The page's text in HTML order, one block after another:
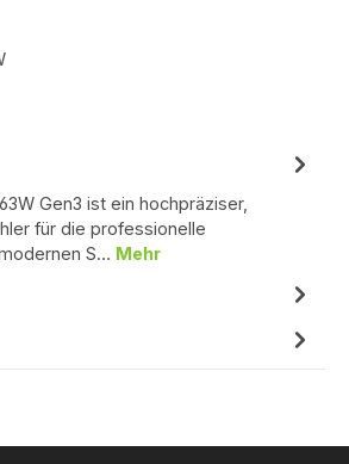
Gen3 ist ein hochpräziser,
für die professionelle
S… Mehr